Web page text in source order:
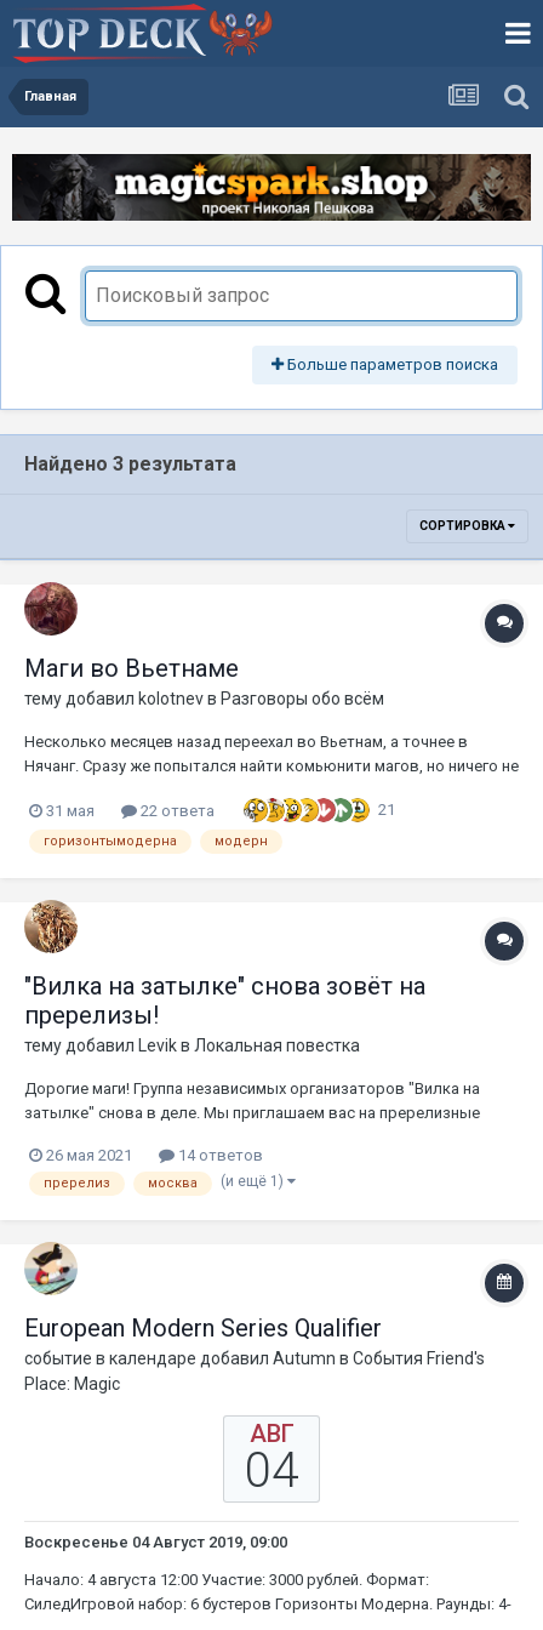
Главная
Больше параметров поиска
Найдено 3 результата
СОРТИРОВКА
Маги во Вьетнаме
тему добавил kolotnevв Разговоры обо всём
Несколько месяцев назад переехал во Вьетнам, а точнее в
Нячанг. Сразу же попытался найти комьюнити магов, но ничего не
чат, на 20 игроков, где мне рассказали что на весь Вьетнам не
сильно больше 200 игроков в магию, потому что долгое время
31 мая 22 ответа 21
горизонтымодерна модерн
"Вилка на затылке" снова зовёт на
пререлизы!
тему добавил Levikв Локальная повестка
Дорогие маги! Группа независимых организаторов "Вилка на
затылке" снова в деле. Мы приглашаем вас на пререлизные
Единорог на Новослободской 11-13 июня. Для организации
турниров, нам удалось застолбить не только пререлизные
26 мая 2021 14 ответов
пререлиз москва (и ещё 1)
European Modern Series Qualifier
событие в календаре добавил Autumn в События Friend's
Place: Magic
АВГ
04
Воскресенье 04 Август 2019, 09:00
Начало: 4 августа 12:00 Участие: 3000 рублей. Формат:
СиледИгровой набор: 6 бустеров Горизонты Модерна. Раунды: 4-